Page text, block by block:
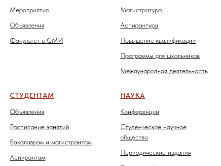
Мероприятия
Объявления
Факультет в СМИ
Магистратура
Аспирантура
Повышение квалификации
Программы для школьников
Международная деятельность
СТУДЕНТАМ
Объявления
Расписание занятий
Бакалаврам и магистрантам
Аспирантам
НАУКА
Конференции
Студенческое научное
общество
Периодические издания